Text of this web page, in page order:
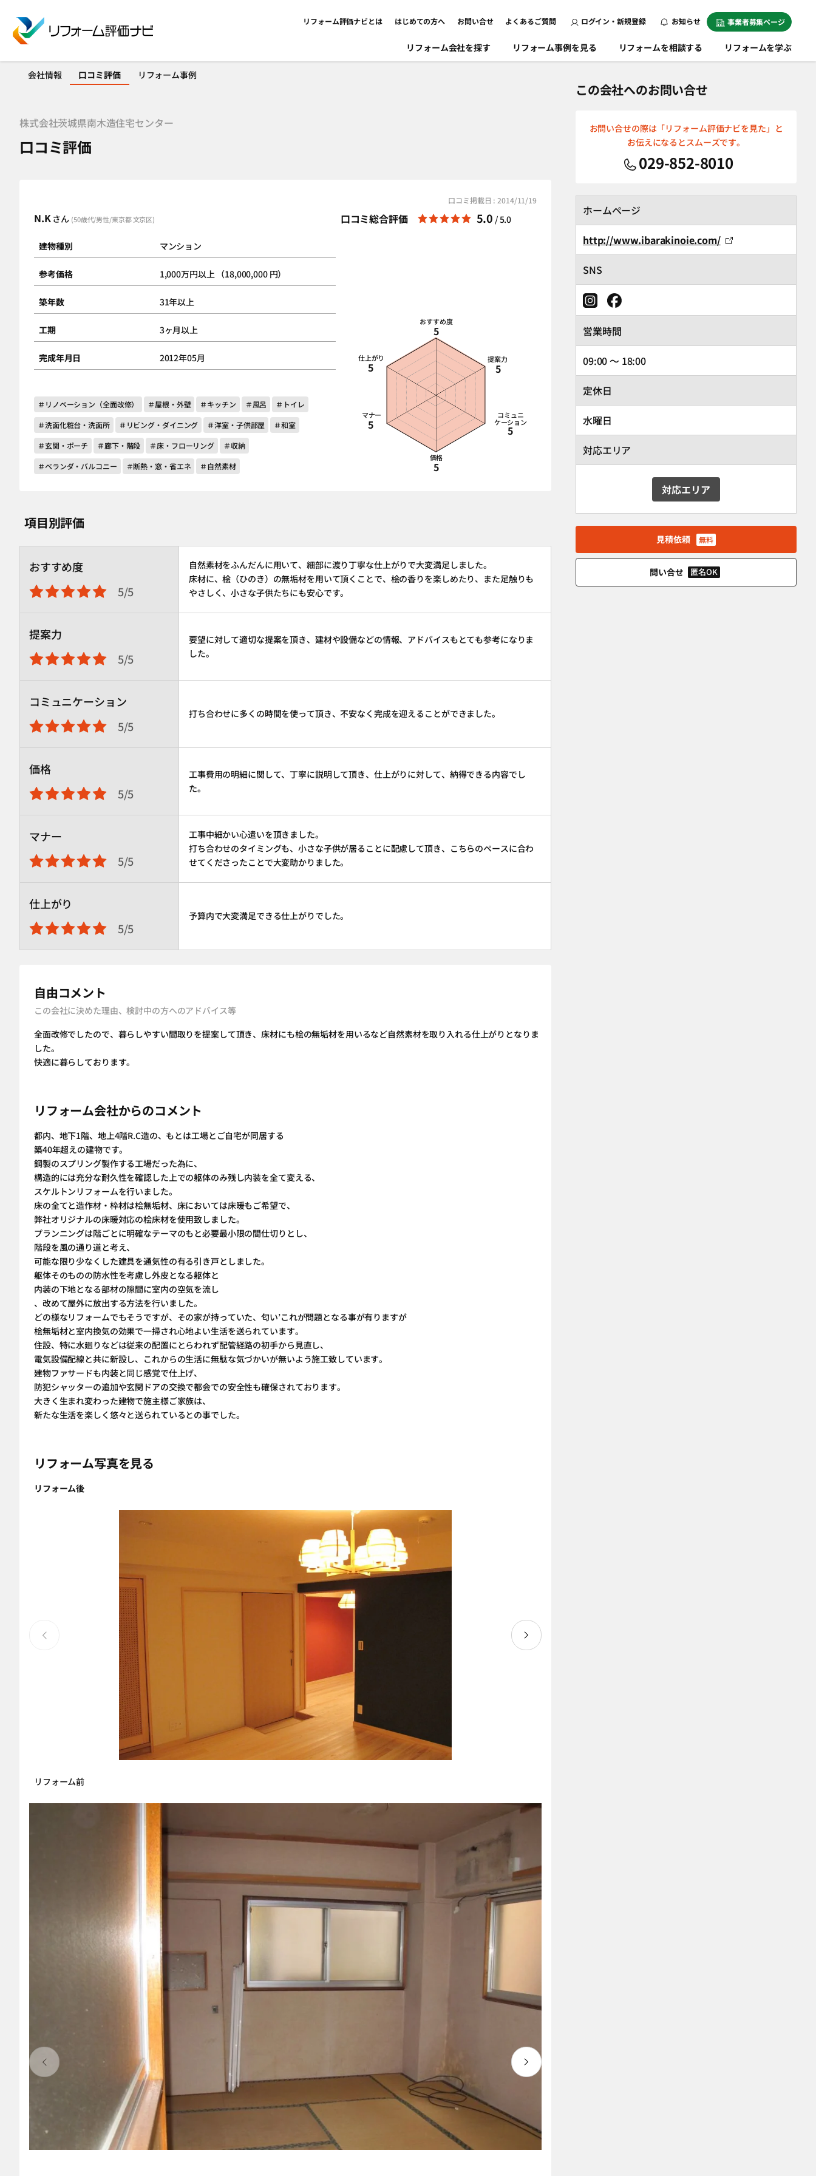
リフォーム評価ナビとは はじめての方へ お問い合せ よくあるご質問 ログイン・新規登録 お知らせ 事業者募集ページ
リフォーム会社を探す リフォーム事例を見る リフォームを相談する リフォームを学ぶ
会社情報 口コミ評価 リフォーム事例
株式会社茨城県南木造住宅センター
口コミ評価
口コミ掲載日 : 2014/11/19
N.Kさん (50歳代/男性/東京都 文京区)
建物種別 マンション
参考価格 1,000万円以上 （18,000,000 円）
築年数 31年以上
工期 3ヶ月以上
完成年月日 2012年05月
＃リノベーション（全面改修） ＃屋根・外壁 ＃キッチン ＃風呂
＃トイレ
＃洗面化粧台・洗面所
＃リビング・ダイニング ＃洋室・子供部屋
＃和室
＃玄関・ポーチ
＃廊下・階段 ＃床・フローリング
＃収納
＃ベランダ・バルコニー
＃断熱・窓・省エネ ＃自然素材
口コミ総合評価 5.0 / 5.0
おすすめ度
5
提案力
5
コミュニ
ケーション
5
価格
5
マナー
5
仕上がり
5
項目別評価
おすすめ度
5/5
自然素材をふんだんに用いて、細部に渡り丁寧な仕上がりで大変満足しました。
床材に、桧（ひのき）の無垢材を用いて頂くことで、桧の香りを楽しめたり、また足触りも
やさしく、小さな子供たちにも安心です。
提案力
5/5
要望に対して適切な提案を頂き、建材や設備などの情報、アドバイスもとても参考になりま
した。
コミュニケーション
5/5
打ち合わせに多くの時間を使って頂き、不安なく完成を迎えることができました。
価格
5/5
工事費用の明細に関して、丁寧に説明して頂き、仕上がりに対して、納得できる内容でし
た。
マナー
5/5
工事中細かい心遣いを頂きました。
打ち合わせのタイミングも、小さな子供が居ることに配慮して頂き、こちらのペースに合わ
せてくださったことで大変助かりました。
仕上がり
5/5
予算内で大変満足できる仕上がりでした。
自由コメント
この会社に決めた理由、検討中の方へのアドバイス等
全面改修でしたので、暮らしやすい間取りを提案して頂き、床材にも桧の無垢材を用いるなど自然素材を取り入れる仕上がりとなりま
した。
快適に暮らしております。
リフォーム会社からのコメント
都内、地下1階、地上4階R.C造の、もとは工場とご自宅が同居する
築40年超えの建物です。
鋼製のスプリング製作する工場だった為に、
構造的には充分な耐久性を確認した上での躯体のみ残し内装を全て変える、
スケルトンリフォームを行いました。
床の全てと造作材・枠材は桧無垢材、床においては床暖もご希望で、
弊社オリジナルの床暖対応の桧床材を使用致しました。
プランニングは階ごとに明確なテーマのもと必要最小限の間仕切りとし、
階段を風の通り道と考え、
可能な限り少なくした建具を通気性の有る引き戸としました。
躯体そのものの防水性を考慮し外皮となる躯体と
内装の下地となる部材の隙間に室内の空気を流し
、改めて屋外に放出する方法を行いました。
どの様なリフォームでもそうですが、その家が持っていた、匂い’これが問題となる事が有りますが
桧無垢材と室内換気の効果で一掃され心地よい生活を送られています。
住設、特に水廻りなどは従来の配置にとらわれず配管経路の初手から見直し、
電気設備配線と共に新設し、これからの生活に無駄な気づかいが無いよう施工致しています。
建物ファサードも内装と同じ感覚で仕上げ、
防犯シャッターの追加や玄関ドアの交換で都会での安全性も確保されております。
大きく生まれ変わった建物で施主様ご家族は、
新たな生活を楽しく悠々と送られているとの事でした。
リフォーム写真を見る
リフォーム後
リフォーム前
この会社へのお問い合せ
お問い合せの際は「リフォーム評価ナビを見た」と
お伝えになるとスムーズです。
029-852-8010
ホームページ
http://www.ibarakinoie.com/
SNS
営業時間
09:00 ～ 18:00
定休日
水曜日
対応エリア
対応エリア
見積依頼 無料
問い合せ 匿名OK